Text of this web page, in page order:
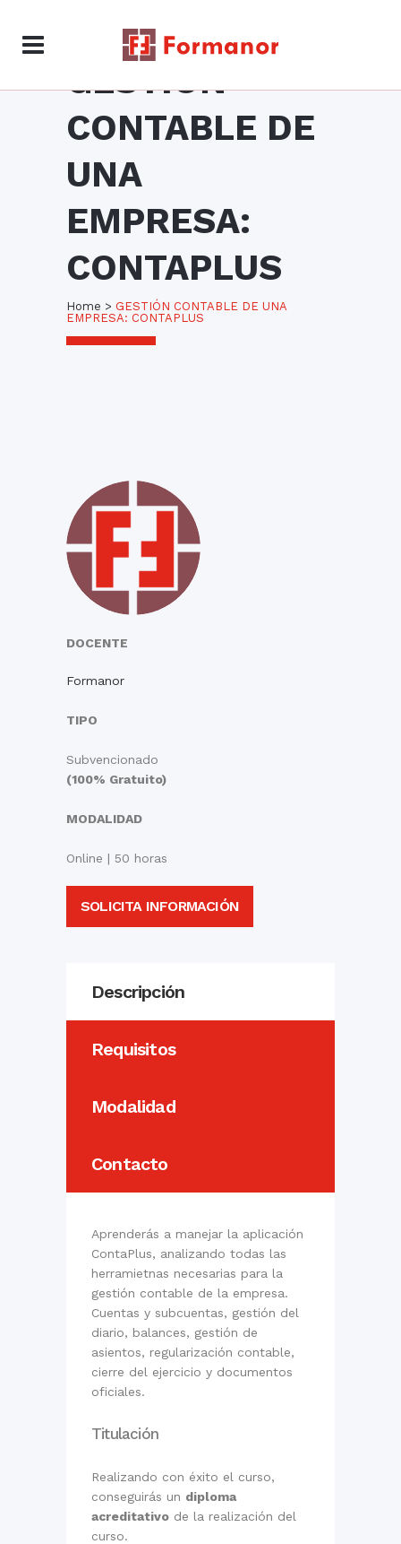
GESTIÓN
CONTABLE DE
UNA
EMPRESA:
CONTAPLUS
Home > GESTIÓN CONTABLE DE UNA
EMPRESA: CONTAPLUS
DOCENTE
Formanor
TIPO
Subvencionado
(100% Gratuito)
MODALIDAD
Online | 50 horas
SOLICITA INFORMACIÓN
Descripción
Requisitos
Modalidad
Contacto
Aprenderás a manejar la aplicación
ContaPlus, analizando todas las
herramietnas necesarias para la
gestión contable de la empresa.
Cuentas y subcuentas, gestión del
diario, balances, gestión de
asientos, regularización contable,
cierre del ejercicio y documentos
oficiales.
Titulación
Realizando con éxito el curso,
conseguirás un diploma
acreditativo de la realización del
curso.